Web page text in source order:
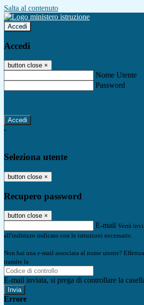
Salta al contenuto
Accedi
Accedi
button close ×
Nome Utente
Password
-
Seleziona utente
button close ×
Recupero password
button close ×
E-mail Verrà
all'indirizzo indicato con le istruzioni necessarie.
Non hai una e-mail associata al nome utente?
tramite la
E-mail inviata, si prega di controllare la
Errore